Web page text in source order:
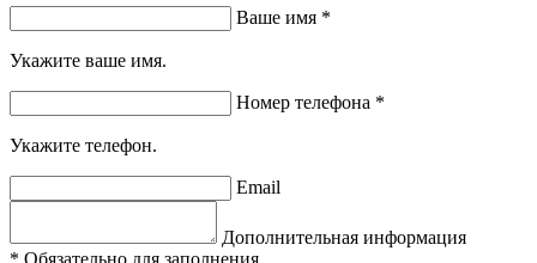
Ваше имя *
Укажите ваше имя.
Номер телефона *
Укажите телефон.
Email
Дополнительная информация
* Обязательно для заполнения